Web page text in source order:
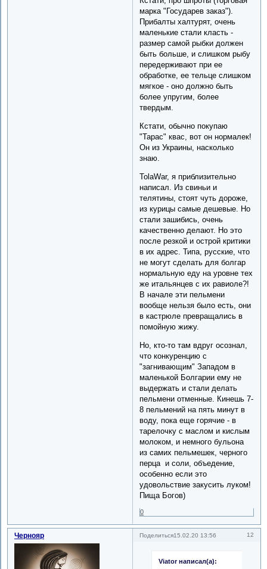
марка "Государев заказ").
Прибалты халтурят, очень
маленькие стали класть -
размер самой рыбки должен
быть больше, и слишком рыбу
передерживают при ее
обработке, ее тельце слишком
мягкое - оно должно быть
более упругим, более
твердым.
Кстати, обычно покупаю
"Тарас" квас, вот он нормалек!
Он из Украины, насколько
знаю.
TolaWar, я приблизительно
написал. Из свиньи и
телятины, стоят чуть дороже,
из курицы самые дешевые. Но
стали зашибись, очень
качественно делают. Но это
после резкой и острой критики
в их адрес. Типа, русские, что
не могут сделать для болгар
нормальную еду на уровне тех
же итальянцев с их равиоле?!
В начале эти пельмени
вообще нельзя было есть, они
в кастрюле превращались в
помойную жижу.
Но, кто-то там вдруг осознал,
что конкуренцию с
"загнивающим" Западом в
маленькой Болгарии ему не
выдержать и стали делать
пельмени отменные. Кинешь 7-
8 пельмений на пять минут в
воду, пока еще горячие - в
тарелочку с маслом и кислым
молоком, и немного бульона
из самих пельмешек, черного
перца и соли, объедение,
особенно если это
удовольствие закусить луком!
Пища Богов)
0
Поделиться 12
15.02.20 13:56
Чернояр
Viator написал(а):